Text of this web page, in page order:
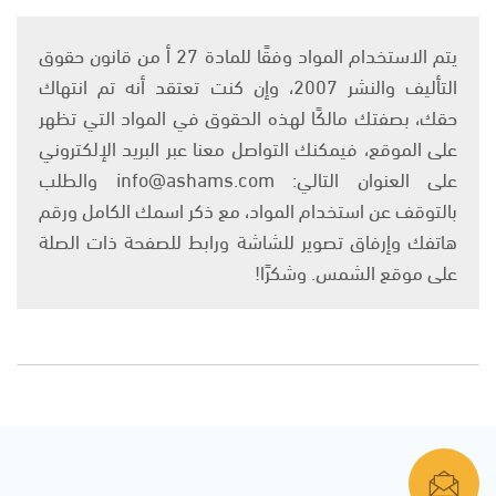
يتم الاستخدام المواد وفقًا للمادة 27 أ من قانون حقوق
التأليف والنشر 2007، وإن كنت تعتقد أنه تم انتهاك
حقك، بصفتك مالكًا لهذه الحقوق في المواد التي تظهر
على الموقع، فيمكنك التواصل معنا عبر البريد الإلكتروني
على العنوان التالي: info@ashams.com والطلب
بالتوقف عن استخدام المواد، مع ذكر اسمك الكامل ورقم
هاتفك وإرفاق تصوير للشاشة ورابط للصفحة ذات الصلة
على موقع الشمس. وشكرًا!